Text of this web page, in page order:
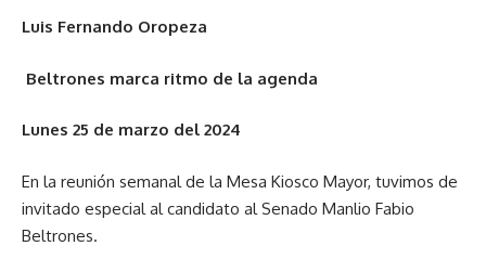
Luis Fernando Oropeza
Beltrones marca ritmo de la agenda
Lunes 25 de marzo del 2024
En la reunión semanal de la Mesa Kiosco Mayor, tuvimos de
invitado especial al candidato al Senado Manlio Fabio
Beltrones.